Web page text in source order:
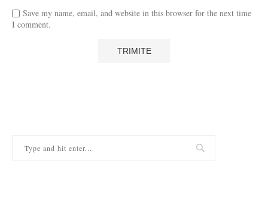
Save my name, email, and website in this browser for the next time
I comment.